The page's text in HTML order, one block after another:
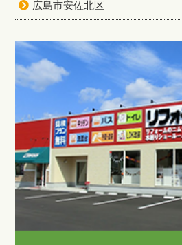
広島市安佐北区